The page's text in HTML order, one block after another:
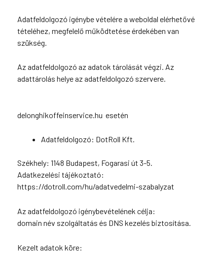
Adatfeldolgozó igénybe vételére a weboldal elérhetővé
tételéhez, megfelelő működtetése érdekében van
szükség.
Az adatfeldolgozó az adatok tárolását végzi. Az
adattárolás helye az adatfeldolgozó szervere.
delonghikoffeinservice.hu esetén
Adatfeldolgozó: DotRoll Kft.
Székhely: 1148 Budapest, Fogarasi út 3-5.
Adatkezelési tájékoztató:
https://dotroll.com/hu/adatvedelmi-szabalyzat
Az adatfeldolgozó igénybevételének célja:
domain név szolgáltatás és DNS kezelés biztosítása.
Kezelt adatok köre: